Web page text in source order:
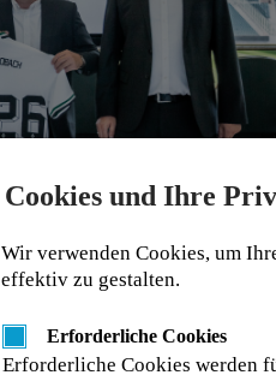
Cookies und Ihre
Wir verwenden Cookies, um
effektiv zu gestalten.
Erforderliche Cookies
Erforderliche Cookies werden